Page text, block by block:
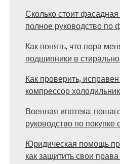
Сколько стоит
полное руководство
Как понять, что пора
подшипники в
Как проверить,
компрессор
Военная ипотека:
руководство по покупке
Юридическая помощь
как защитить свои